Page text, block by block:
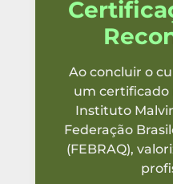
Ao concluir o
um certificado
Instituto
Federação
(FEBRAQ),